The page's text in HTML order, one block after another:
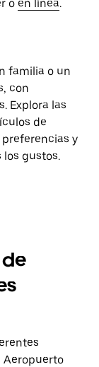
o en línea.
familia o un
con
Explora las
de
y
los gustos.
Aeropuerto